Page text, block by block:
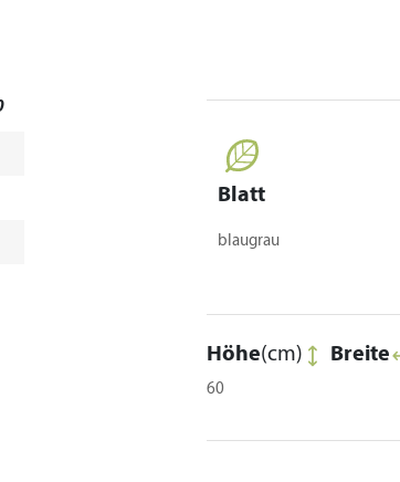
Blatt
blaugrau
Höhe(cm)
60
Breite